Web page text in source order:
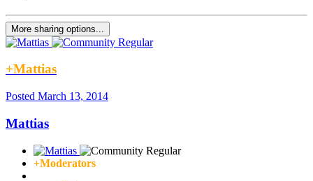
More sharing options...
+Mattias
Posted March 13, 2014
Mattias
+Moderators